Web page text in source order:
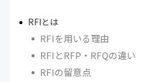
RFIとは
RFIを用いる理由
RFIとRFP・RFQの違い
RFIの留意点